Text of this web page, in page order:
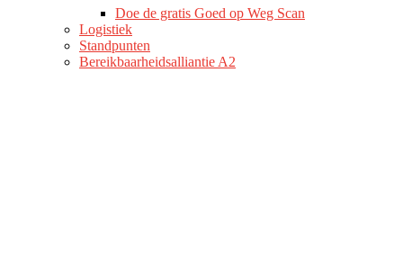
Doe de gratis Goed op Weg Scan
Logistiek
Standpunten
Bereikbaarheidsalliantie A2